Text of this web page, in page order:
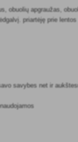
obuolių apgraužas,
priartėję prie
savybes net ir